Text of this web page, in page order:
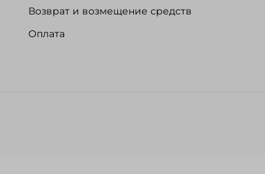
Возврат и возмещение средств
Оплата